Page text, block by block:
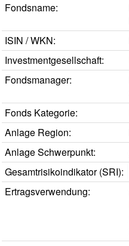
Fondsname:
ISIN / WKN:
Investmentgesellschaft:
Fondsmanager:
Fonds Kategorie:
Anlage Region:
Anlage Schwerpunkt:
Gesamtrisikoindikator (SRI):
Ertragsverwendung: